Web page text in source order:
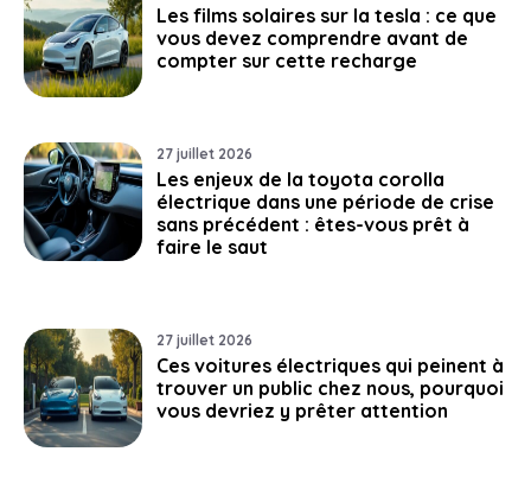
Les films solaires sur la tesla : ce que
vous devez comprendre avant de
compter sur cette recharge
27 juillet 2026
Les enjeux de la toyota corolla
électrique dans une période de crise
sans précédent : êtes-vous prêt à
faire le saut
27 juillet 2026
Ces voitures électriques qui peinent à
trouver un public chez nous, pourquoi
vous devriez y prêter attention